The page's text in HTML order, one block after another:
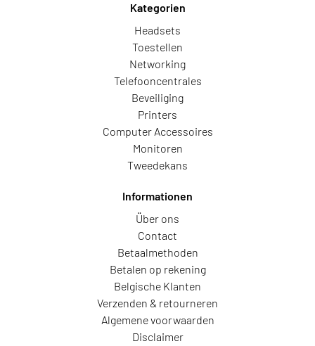
Kategorien
Headsets
Toestellen
Networking
Telefooncentrales
Beveiliging
Printers
Computer Accessoires
Monitoren
Tweedekans
Informationen
Über ons
Contact
Betaalmethoden
Betalen op rekening
Belgische Klanten
Verzenden & retourneren
Algemene voorwaarden
Disclaimer